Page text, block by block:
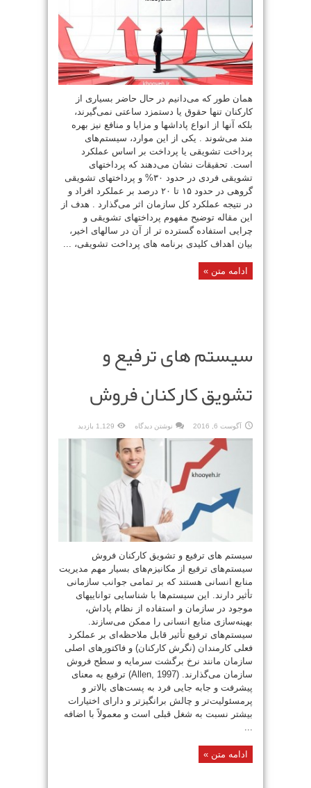
همان طور که می‌دانیم در حال حاضر بسیاری از
کارکنان تنها حقوق یا دستمزد ساعتی نمی‌گیرند،
بلکه آنها از انواع پاداشها و مزایا و منافع نیز بهره
مند می‌شوند . یکی از این موارد، سیستم‌های
پرداخت تشویقی یا پرداخت بر اساس عملکرد
است. تحقیقات نشان می‌دهند که پرداختهای
تشویقی فردی در حدود ۳۰% و پرداختهای تشویقی
گروهی در حدود ۱۵ تا ۲۰ درصد بر عملکرد افراد و
در نتیجه عملکرد کل سازمان اثر می‌گذارد . هدف از
این مقاله توضیح مفهوم پرداختهای تشویقی و
چرایی استفاده گسترده تر از آن در سالهای اخیر،
بیان اهداف کلیدی برنامه های پرداخت تشویقی، ...
ادامه متن »
سیستم های ترفیع و
تشویق کارکنان فروش
آگوست 6, 2016 نوشتن دیدگاه 1,129 بازدید
سیستم های ترفیع و تشویق کارکنان فروش
سیستم‌های ترفیع از مکانیزم‌های بسیار مهم مدیریت
منابع انسانی هستند که بر تمامی جوانب سازمانی
تأثیر دارند. این سیستم‌ها با شناسایی تواناییهای
موجود در سازمان و استفاده از نظام پاداش،
بهینه‌سازی منابع انسانی را ممکن می‌سازند.
سیستم‌های ترفیع تأثیر قابل ملاحظه‌ای بر عملکرد
فعلی کارمندان (نگرش کارکنان) و فاکتورهای اصلی
سازمان مانند نرخ برگشت سرمایه و سطح فروش
سازمان می‌گذارند. (Allen, 1997) ترفیع به معنای
پیشرفت و جابه جایی فرد به پست‌های بالاتر و
پرمسئولیت‌تر و چالش برانگیزتر و دارای اختیارات
بیشتر نسبت به شغل قبلی است و معمولاً با اضافه
...
ادامه متن »